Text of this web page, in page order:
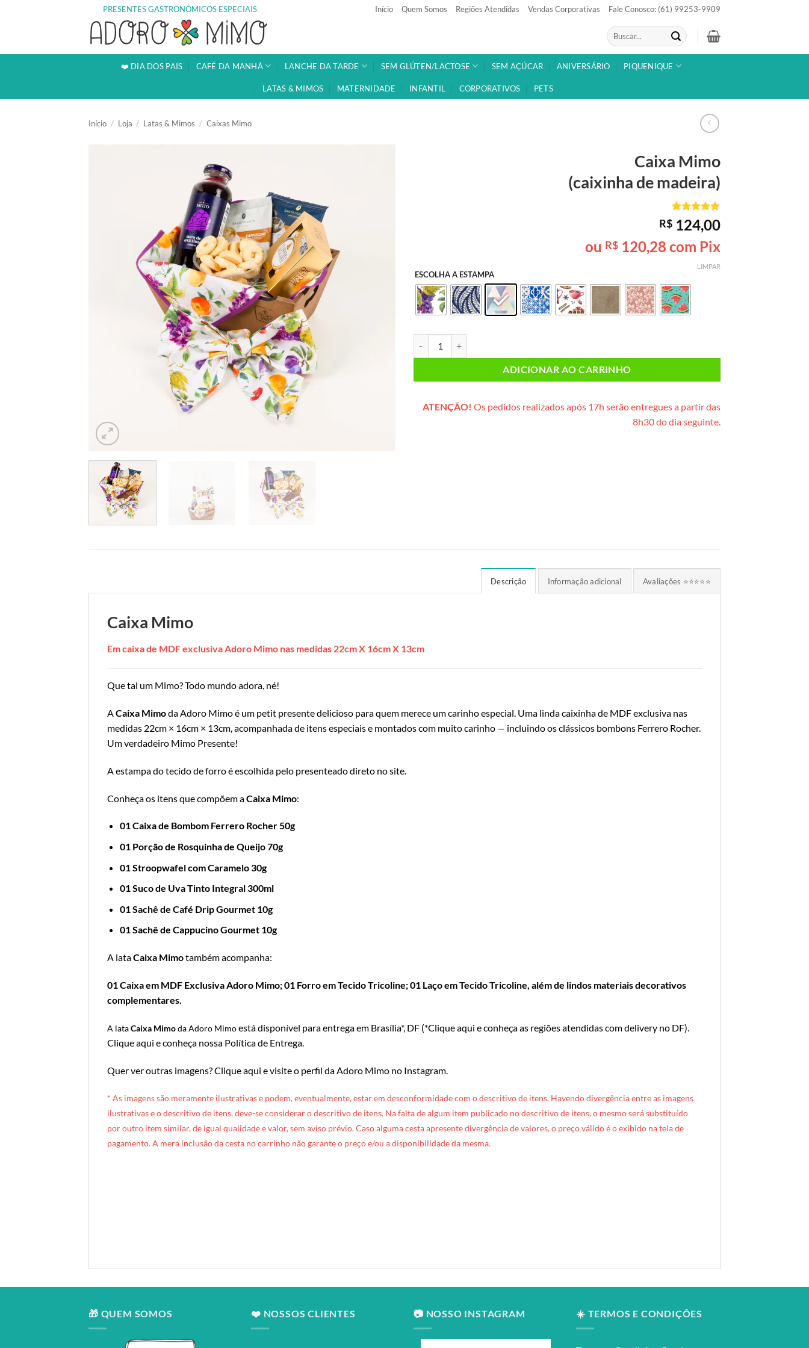
PRESENTES GASTRONÔMICOS ESPECIAIS Início Quem Somos Regiões Atendidas Vendas Corporativas Fale Conosco: (61) 99253-9909
Pesquisar
por:
❤️ DIA DOS PAIS CAFÉ DA MANHÃ LANCHE DA TARDE SEM GLÚTEN/LACTOSE SEM AÇÚCAR ANIVERSÁRIO PIQUENIQUE
LATAS & MIMOS MATERNIDADE INFANTIL CORPORATIVOS PETS
Início / Loja / Latas & Mimos / Caixas Mimo
Caixa Mimo
(caixinha de madeira)
Avaliado
como5de
5, com
baseado em
1
de cliente
R$ 124,00
ou R$ 120,28 com Pix
ESCOLHA A ESTAMPA
LIMPAR
ADICIONAR AO CARRINHO
ATENÇÃO! Os pedidos realizados após 17h serão entregues a partir das
8h30 do dia seguinte.
Descrição Informação adicional Avaliações ⭐⭐⭐⭐⭐
Caixa Mimo
Em caixa de MDF exclusiva Adoro Mimo nas medidas 22cm X 16cm X 13cm
Que tal um Mimo? Todo mundo adora, né!
ACaixa Mimoda Adoro Mimo é um petit presente delicioso para quem merece um carinho especial. Uma linda caixinha de MDF exclusiva nas
medidas 22cm × 16cm × 13cm, acompanhada de itens especiais e montados com muito carinho — incluindo os clássicos bombons Ferrero Rocher.
Um verdadeiro Mimo Presente!
A estampa do tecido de forro é escolhida pelo presenteado direto no site.
Conheça os itens que compõem aCaixa Mimo:
01 Caixa de Bombom Ferrero Rocher 50g
01 Porção de Rosquinha de Queijo 70g
01 Stroopwafel com Caramelo 30g
01 Suco de Uva Tinto Integral 300ml
01 Sachê de Café Drip Gourmet 10g
01 Sachê de Cappucino Gourmet 10g
A lataCaixa Mimotambém acompanha:
01 Caixa em MDF Exclusiva Adoro Mimo; 01 Forro em Tecido Tricoline; 01 Laço em Tecido Tricoline, além de lindos materiais decorativos
complementares.
A lataCaixa Mimoda Adoro Mimoestá disponível para entrega em Brasília*, DF (*Clique aqui e conheça as regiões atendidas com delivery no DF).
Clique aqui e conheça nossa Política de Entrega.
Quer ver outras imagens?Clique aqui e visite o perfil da Adoro Mimo no Instagram
* As imagens são meramente ilustrativas e podem, eventualmente, estar em desconformidade com o descritivo de itens. Havendo divergência entre as imagens
ilustrativas e o descritivo de itens, deve-se considerar o descritivo de itens. Na falta de algum item publicado no descritivo de itens, o mesmo será substituído
por outro item similar, de igual qualidade e valor, sem aviso prévio. Caso alguma cesta apresente divergência de valores, o preço válido é o exibido na tela de
pagamento. A mera inclusão da cesta no carrinho não garante o preço e/ou a disponibilidade da mesma.
🎁 QUEM SOMOS ❤️ NOSSOS CLIENTES 📷 NOSSO INSTAGRAM ☀️ TERMOS E CONDIÇÕES